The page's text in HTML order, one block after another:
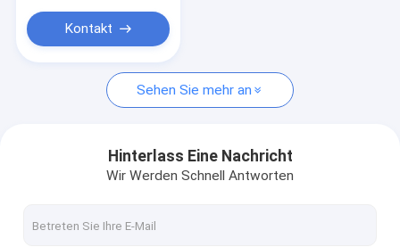
Kontakt
Sehen Sie mehr an
Hinterlass Eine Nachricht
Wir Werden Schnell Antworten